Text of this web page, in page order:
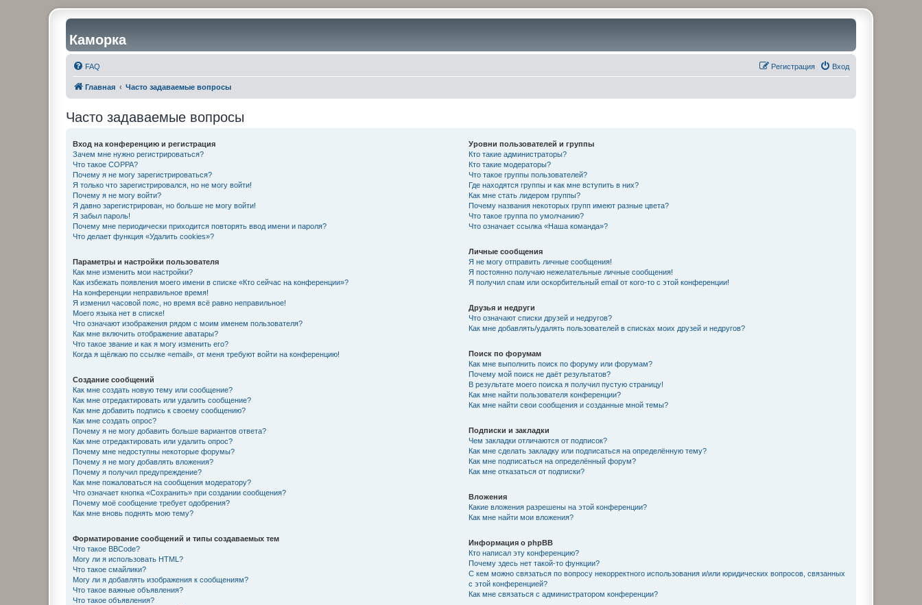
Каморка
FAQ Вход
Регистрация
Главная Часто задаваемые вопросы
Часто задаваемые вопросы
Вход на конференцию и регистрация
Зачем мне нужно регистрироваться?
Что такое COPPA?
Почему я не могу зарегистрироваться?
Я только что зарегистрировался, но не могу войти!
Почему я не могу войти?
Я давно зарегистрирован, но больше не могу войти!
Я забыл пароль!
Почему мне периодически приходится повторять ввод имени и пароля?
Что делает функция «Удалить cookies»?
Параметры и настройки пользователя
Как мне изменить мои настройки?
Как избежать появления моего имени в списке «Кто сейчас на конференции»?
На конференции неправильное время!
Я изменил часовой пояс, но время всё равно неправильное!
Моего языка нет в списке!
Что означают изображения рядом с моим именем пользователя?
Как мне включить отображение аватары?
Что такое звание и как я могу изменить его?
Когда я щёлкаю по ссылке «email», от меня требуют войти на конференцию!
Создание сообщений
Как мне создать новую тему или сообщение?
Как мне отредактировать или удалить сообщение?
Как мне добавить подпись к своему сообщению?
Как мне создать опрос?
Почему я не могу добавить больше вариантов ответа?
Как мне отредактировать или удалить опрос?
Почему мне недоступны некоторые форумы?
Почему я не могу добавлять вложения?
Почему я получил предупреждение?
Как мне пожаловаться на сообщения модератору?
Что означает кнопка «Сохранить» при создании сообщения?
Почему моё сообщение требует одобрения?
Как мне вновь поднять мою тему?
Форматирование сообщений и типы создаваемых тем
Что такое BBCode?
Могу ли я использовать HTML?
Что такое смайлики?
Могу ли я добавлять изображения к сообщениям?
Что такое важные объявления?
Что такое объявления?
Уровни пользователей и группы
Кто такие администраторы?
Кто такие модераторы?
Что такое группы пользователей?
Где находятся группы и как мне вступить в них?
Как мне стать лидером группы?
Почему названия некоторых групп имеют разные цвета?
Что такое группа по умолчанию?
Что означает ссылка «Наша команда»?
Личные сообщения
Я не могу отправить личные сообщения!
Я постоянно получаю нежелательные личные сообщения!
Я получил спам или оскорбительный email от кого-то с этой конференции!
Друзья и недруги
Что означают списки друзей и недругов?
Как мне добавлять/удалять пользователей в списках моих друзей и недругов?
Поиск по форумам
Как мне выполнить поиск по форуму или форумам?
Почему мой поиск не даёт результатов?
В результате моего поиска я получил пустую страницу!
Как мне найти пользователя конференции?
Как мне найти свои сообщения и созданные мной темы?
Подписки и закладки
Чем закладки отличаются от подписок?
Как мне сделать закладку или подписаться на определённую тему?
Как мне подписаться на определённый форум?
Как мне отказаться от подписки?
Вложения
Какие вложения разрешены на этой конференции?
Как мне найти мои вложения?
Информация о phpBB
Кто написал эту конференцию?
Почему здесь нет такой-то функции?
С кем можно связаться по вопросу некорректного использования и/или юридических вопросов, связанных
с этой конференцией?
Как мне связаться с администратором конференции?